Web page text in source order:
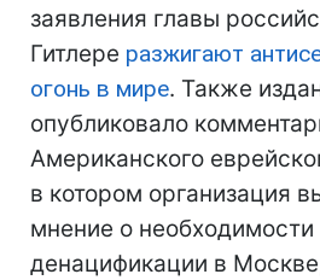
заявления главы
Гитлере разжигают
огонь в мире. Также
опубликовало
Американского
в котором организация
мнение о необходимости
денацификации в